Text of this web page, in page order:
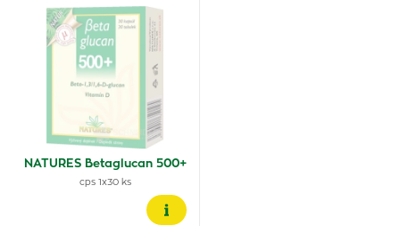
NATURES Betaglucan 500+
cps 1x30 ks